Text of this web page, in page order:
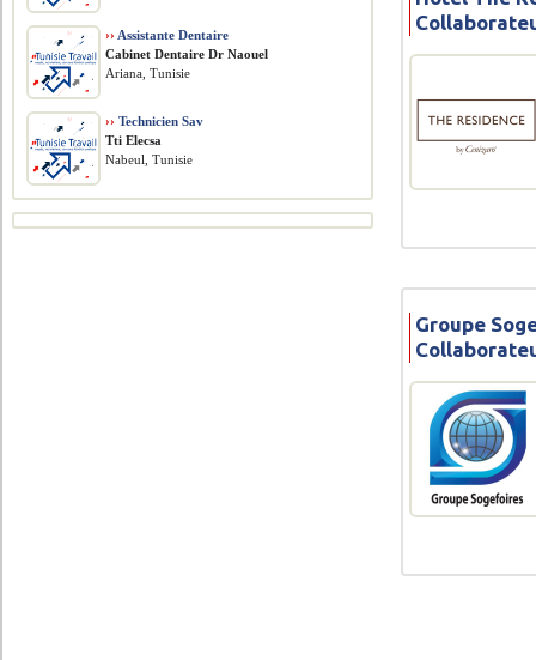
Groupe
›› Assistante Dentaire
Cabinet Dentaire Dr Naouel
Ariana, Tunisie
›› Technicien Sav
Tti Elecsa
Nabeul, Tunisie